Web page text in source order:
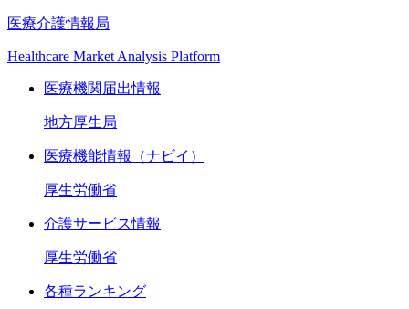
医療介護情報局
Healthcare Market Analysis Platform
医療機関届出情報
地方厚生局
医療機能情報（ナビイ）
厚生労働省
介護サービス情報
厚生労働省
各種ランキング